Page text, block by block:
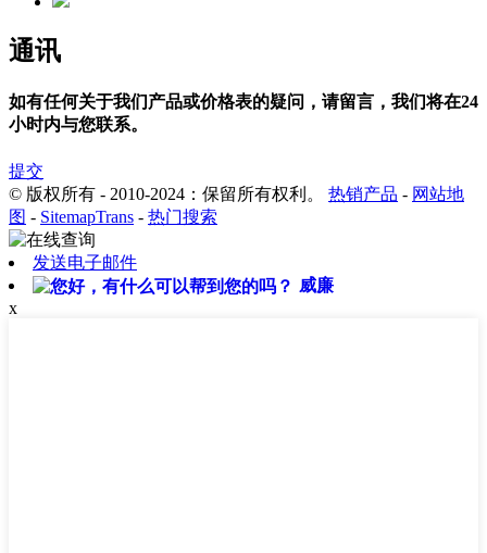
通讯
如有任何关于我们产品或价格表的疑问，请留言，我们将在24
小时内与您联系。
提交
© 版权所有 - 2010-2024：保留所有权利。 热销产品 - 网站地
图 - SitemapTrans - 热门搜索
发送电子邮件
威廉
x